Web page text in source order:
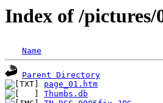
Index of /
Name
Parent Directory
page_01.htm
Thumbs.db